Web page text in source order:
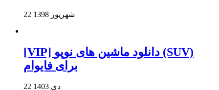
22 شهریور 1398
[VIP] دانلود ماشین های نوپو (SUV)
برای فایوام
22 دی 1403